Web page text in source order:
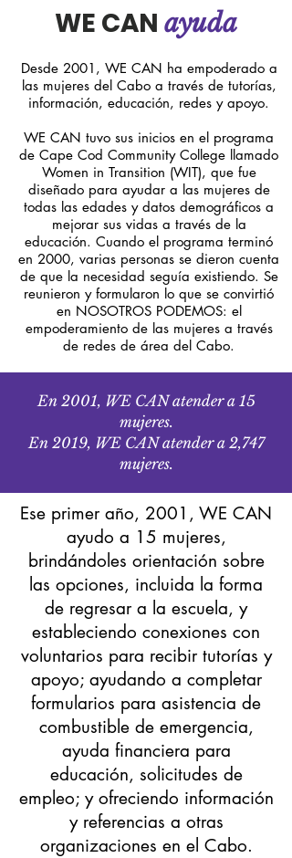
WE CAN ayuda
Desde 2001, WE CAN ha empoderado a
las mujeres del Cabo a través de tutorías,
información, educación, redes y apoyo.
WE CAN tuvo sus inicios en el programa
de Cape Cod Community College llamado
Women in Transition (WIT), que fue
diseñado para ayudar a las mujeres de
todas las edades y datos demográficos a
mejorar sus vidas a través de la
educación. Cuando el programa terminó
en 2000, varias personas se dieron cuenta
de que la necesidad seguía existiendo. Se
reunieron y formularon lo que se convirtió
en NOSOTROS PODEMOS: el
empoderamiento de las mujeres a través
de redes de área del Cabo.
En 2001, WE CAN atender a 15
mujeres.
En 2019, WE CAN atender a 2,747
mujeres.
Ese primer año, 2001, WE CAN
ayudo a 15 mujeres,
brindándoles orientación sobre
las opciones, incluida la forma
de regresar a la escuela, y
estableciendo conexiones con
voluntarios para recibir tutorías y
apoyo; ayudando a completar
formularios para asistencia de
combustible de emergencia,
ayuda financiera para
educación, solicitudes de
empleo; y ofreciendo información
y referencias a otras
organizaciones en el Cabo.